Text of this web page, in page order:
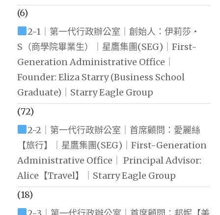
(6)
2-1｜第一代行政辦公室｜創始人：伊莉莎・
S（商學院畢業生）｜星鷹集團(SEG)｜First-
Generation Administrative Office｜
Founder: Eliza Starry (Business School
Graduate)｜Starry Eagle Group
(72)
2-2｜第一代行政辦公室｜首席顧問：愛麗絲
【旅行】｜星鷹集團(SEG)｜First-Generation
Administrative Office｜ Principal Advisor:
Alice【Travel】｜Starry Eagle Group
(18)